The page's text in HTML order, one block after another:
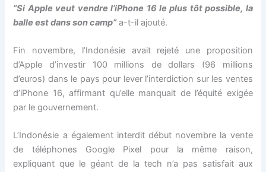
“Si Apple veut vendre l’iPhone 16 le plus tôt possible, la
balle est dans son camp”a-t-il ajouté.
Fin novembre, l’Indonésie avait rejeté une proposition
d’Apple d’investir 100 millions de dollars (96 millions
d’euros) dans le pays pour lever l’interdiction sur les ventes
d’iPhone 16, affirmant qu’elle manquait de l’équité exigée
par le gouvernement.
L’Indonésie a également interdit début novembre la vente
de téléphones Google Pixel pour la même raison,
expliquant que le géant de la tech n’a pas satisfait aux